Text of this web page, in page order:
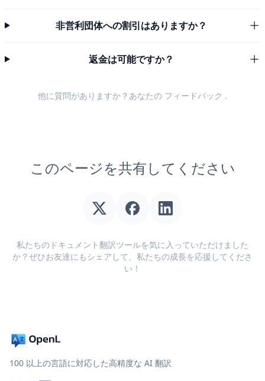
非営利団体への割引はありますか？
返金は可能ですか？
他に質問がありますか？あなたの フィードバック .
このページを共有してください
私たちのドキュメント翻訳ツールを気に入っていただけました
か？ぜひお友達にもシェアして、私たちの成長を応援してくださ
い！
100 以上の言語に対応した高精度な AI 翻訳